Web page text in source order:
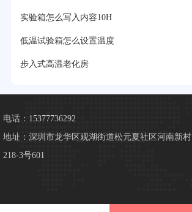
实验箱怎么写入内容10H
低温试验箱怎么设置温度
步入式高温老化房
电话：15377736292
地址：深圳市龙华区观湖街道松元夏社区河南新村
218-3号601